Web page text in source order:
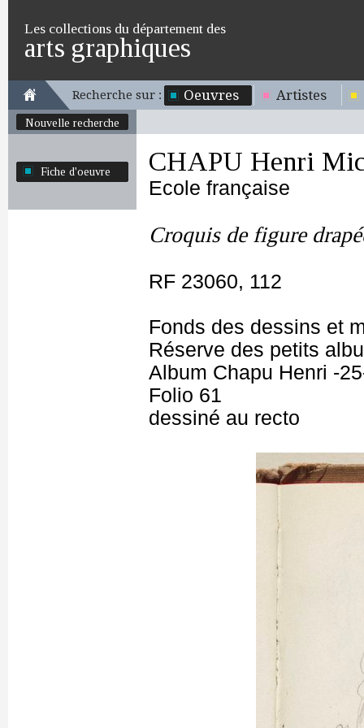
Les collections du département des
arts graphiques
Recherche sur : Oeuvres Artistes
Nouvelle recherche
Fiche d'oeuvre CHAPU Henri
Ecole française
Croquis de figure
RF 23060, 112
Fonds des dessins et
Réserve des petits
Album Chapu Henri -
Folio 61
dessiné au recto